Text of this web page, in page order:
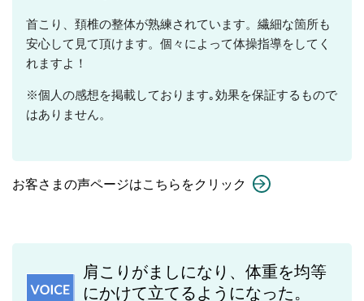
首こり、頚椎の整体が熟練されています。繊細な箇所も
安心して見て頂けます。個々によって体操指導をしてく
れますよ！
※個人の感想を掲載しております｡効果を保証するもので
はありません。
お客さまの声ページはこちらをクリック
肩こりがましになり、体重を均等
にかけて立てるようになった。